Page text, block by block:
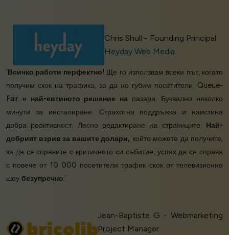
Chris Shull - Founding Principal
Heyday Web Media
‘Всичко работи перфектно! Ще го използвам всеки път, когато
получим скок на трафика, за да не губим посетители. Queue-
Fair е най-евтиното решение напазара. Буквално няколко
минути за инсталиране. Страхотна поддръжка и наистина
добра реактивност. Лесно редактиране на страниците. Най-
добрият взрив за вашите долари, който можете да получите,
за да се справите с критичното си събитие, успях да се справя
с повече от 10 000 посетители трафик скок от телевизионно
шоу безупречно.’
Jean-Baptiste G - Webmarketing
Project Manager